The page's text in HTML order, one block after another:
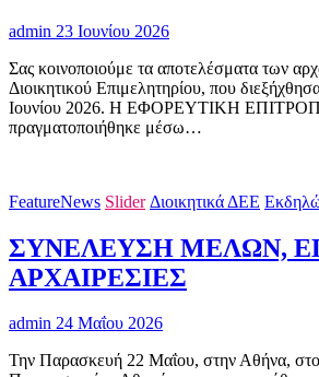
admin 23 Ιουνίου 2026
Σας κοινοποιούμε τα αποτελέσματα των
Διοικητικού Επιμελητηρίου, που
Ιουνίου 2026. Η ΕΦΟΡΕΥΤΙΚΗ
πραγματοποιήθηκε μέσω…
FeatureNews Slider Διοικητικά ΔΕΕ
ΣΥΝΕΛΕΥΣΗ ΜΕΛΩΝ,
ΑΡΧΑΙΡΕΣΙΕΣ
admin 24 Μαΐου 2026
Την Παρασκευή 22 Μαΐου, στην Αθήνα, στο